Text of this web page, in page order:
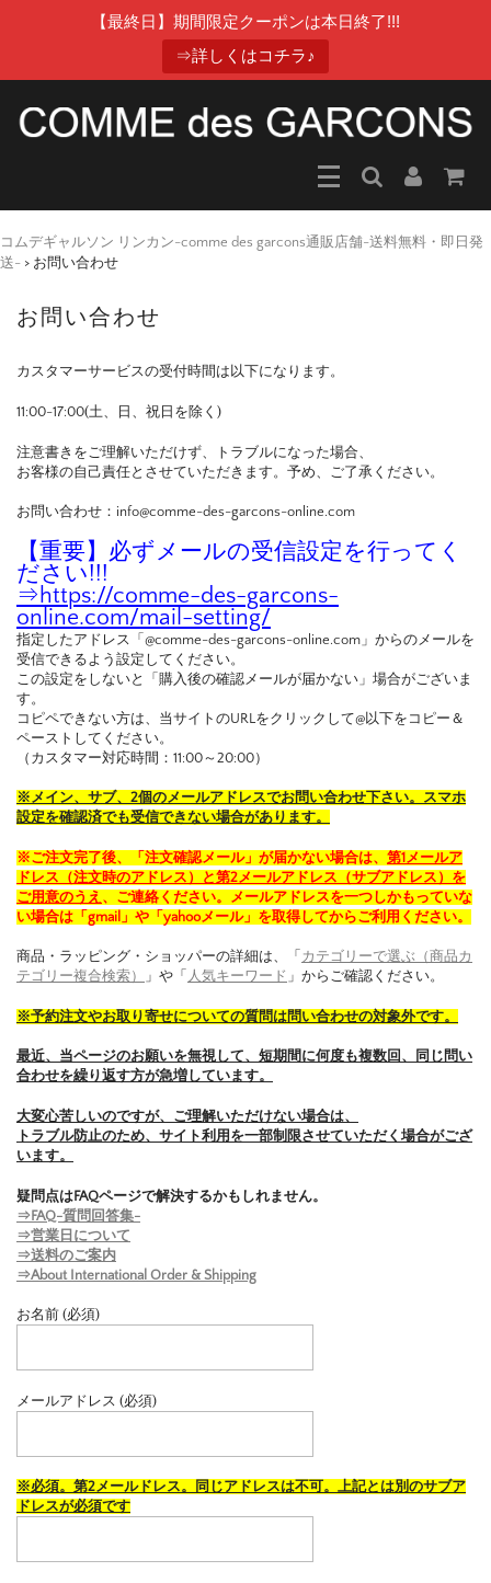
【最終日】期間限定クーポンは本日終了!!!
⇒詳しくはコチラ♪
コムデギャルソン リンカン-comme des garcons通販店舗-送料無料・即日発
送- > お問い合わせ
お問い合わせ
カスタマーサービスの受付時間は以下になります。
11:00-17:00(土、日、祝日を除く)
注意書きをご理解いただけず、トラブルになった場合、
お客様の自己責任とさせていただきます。予め、ご了承ください。
お問い合わせ：info@comme-des-garcons-online.com
【重要】必ずメールの受信設定を行ってく
ださい!!!
⇒ https://comme-des-garcons-
online.com/mail-setting/
指定したアドレス「@comme-des-garcons-online.com」からのメールを
受信できるよう設定してください。
この設定をしないと「購入後の確認メールが届かない」場合がございま
す。
コピペできない方は、当サイトのURLをクリックして@以下をコピー＆
ペーストしてください。
（カスタマー対応時間：11:00～20:00）
※メイン、サブ、2個のメールアドレスでお問い合わせ下さい。スマホ
設定を確認済でも受信できない場合があります。
※ご注文完了後、「注文確認メール」が届かない場合は、 第1メールア
ドレス（注文時のアドレス）と第2メールアドレス（サブアドレス）を
ご用意のうえ 、ご連絡ください。メールアドレスを一つしかもっていな
い場合は「gmail」や「yahooメール」を取得してからご利用ください。
商品・ラッピング・ショッパーの詳細は、「 カテゴリーで選ぶ（商品カ
テゴリー複合検索）
」や「 人気キーワード 」からご確認ください。
※予約注文やお取り寄せについての質問は問い合わせの対象外です。
最近、当ページのお願いを無視して、短期間に何度も複数回、同じ問い
合わせを繰り返す方が急増しています。
大変心苦しいのですが、ご理解いただけない場合は、
トラブル防止のため、サイト利用を一部制限させていただく場合がござ
います。
疑問点はFAQページで解決するかもしれません。
⇒FAQ-質問回答集-
⇒営業日について
⇒送料のご案内
⇒About International Order & Shipping
お名前 (必須)
メールアドレス (必須)
※必須。第2メールドレス。同じアドレスは不可。上記とは別のサブア
ドレスが必須です